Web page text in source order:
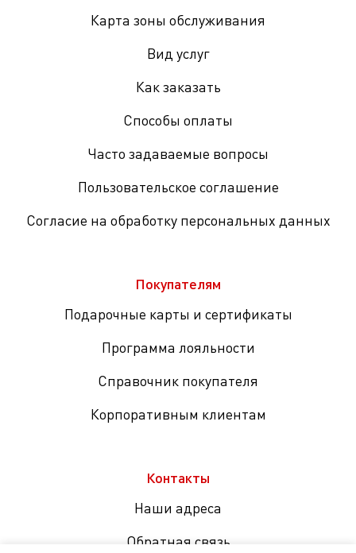
Карта зоны обслуживания
Вид услуг
Как заказать
Способы оплаты
Часто задаваемые вопросы
Пользовательское соглашение
Согласие на обработку персональных данных
Покупателям
Подарочные карты и сертификаты
Программа лояльности
Справочник покупателя
Корпоративным клиентам
Контакты
Наши адреса
Обратная связь